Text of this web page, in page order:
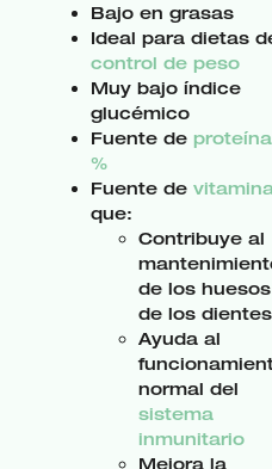
Bajo en grasas
Ideal para dietas
control de peso
Muy bajo índice
glucémico
Fuente de
%
Fuente de
que:
Contribuye al
de los
de los dientes
Ayuda al
normal del
sistema
inmunitario
Mejora la